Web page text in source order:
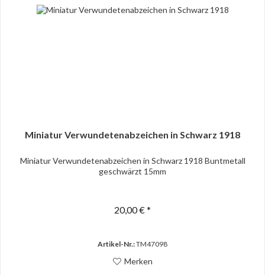
Miniatur Verwundetenabzeichen in Schwarz 1918
Miniatur Verwundetenabzeichen in Schwarz 1918 Buntmetall
geschwärzt 15mm
20,00 € *
Artikel-Nr.:TM47098
Merken